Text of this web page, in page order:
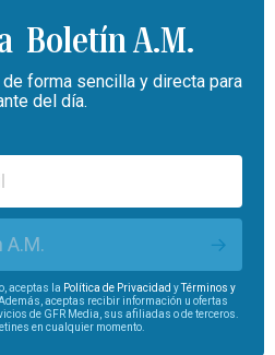
Boletín A.M.
forma sencilla y directa para
del día.
A.M.
aceptas la Política de Privacidad yTérminos y
aceptas recibir información u ofertas
de GFR Media, sus afiliadas o de terceros.
en cualquier momento.